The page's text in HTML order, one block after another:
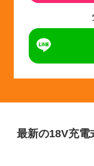
最新の18V充電